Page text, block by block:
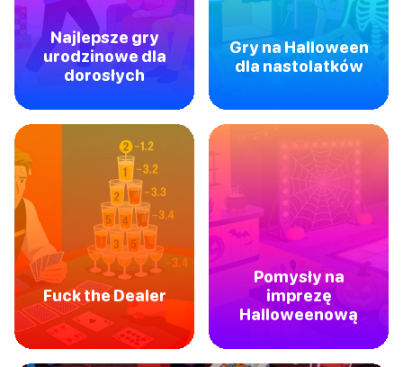
Najlepsze gry
urodzinowe dla
dorosłych
Gry na Halloween
dla nastolatków
Fuck the Dealer
Pomysły na
imprezę
Halloweenową